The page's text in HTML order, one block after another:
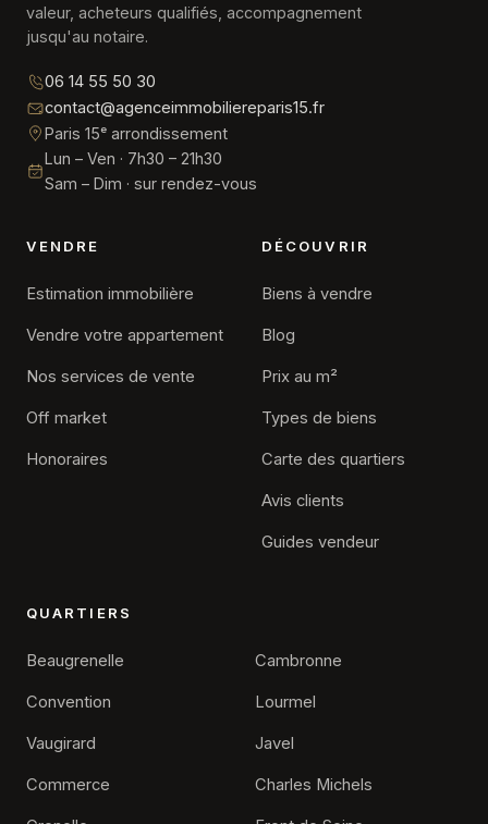
valeur, acheteurs qualifiés, accompagnement
jusqu'au notaire.
06 14 55 50 30
contact@agenceimmobiliereparis15.fr
Paris 15ᵉ arrondissement
Lun – Ven · 7h30 – 21h30
Sam – Dim · sur rendez-vous
VENDRE
Estimation immobilière
Vendre votre appartement
Nos services de vente
Off market
Honoraires
DÉCOUVRIR
Biens à vendre
Blog
Prix au m²
Types de biens
Carte des quartiers
Avis clients
Guides vendeur
QUARTIERS
Beaugrenelle
Convention
Vaugirard
Commerce
Cambronne
Lourmel
Javel
Charles Michels